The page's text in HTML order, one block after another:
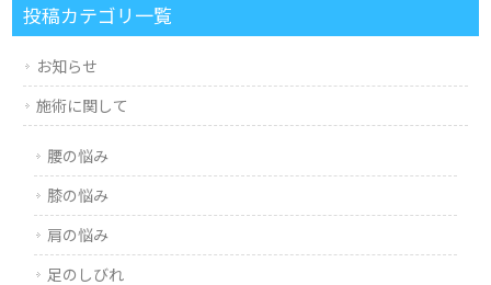
投稿カテゴリ一覧
お知らせ
施術に関して
腰の悩み
膝の悩み
肩の悩み
足のしびれ